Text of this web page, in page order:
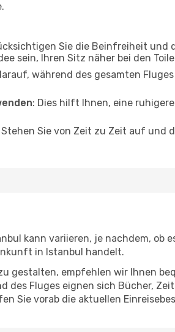
Sie die Beinfreiheit und
sein, Ihren Sitz näher bei den
während des gesamten
: Dies hilft Ihnen, eine
Stehen Sie von Zeit zu Zeit auf und
kann variieren, je nachdem, ob
in Istanbul handelt.
gestalten, empfehlen wir Ihnen
des Fluges eignen sich Bücher,
Sie vorab die aktuellen